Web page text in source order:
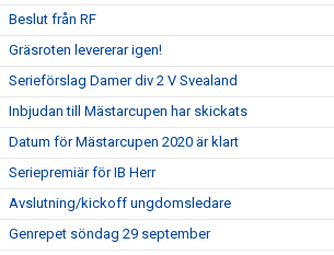
Beslut från RF
Gräsroten levererar igen!
Serieförslag Damer div 2 V Svealand
Inbjudan till Mästarcupen har skickats
Datum för Mästarcupen 2020 är klart
Seriepremiär för IB Herr
Avslutning/kickoff ungdomsledare
Genrepet söndag 29 september